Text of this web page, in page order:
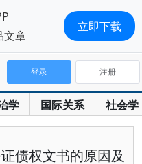
学 国际关系 社会学
登录 注册
债权文书的原因及
文章
立即下载